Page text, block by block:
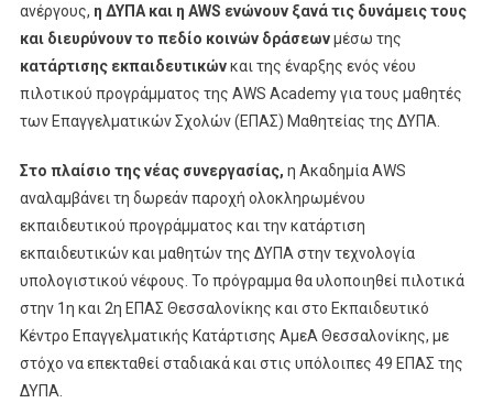
ανέργους, η ΔΥΠΑ και η AWS ενώνουν ξανά τις δυνάμεις τους
και διευρύνουν το πεδίο κοινών δράσεωνμέσω της
κατάρτισης εκπαιδευτικώνκαι της έναρξης ενός νέου
πιλοτικού προγράμματος της AWS Academy για τους μαθητές
των Επαγγελματικών Σχολών (ΕΠΑΣ) Μαθητείας της ΔΥΠΑ.
Στο πλαίσιο της νέας συνεργασίας, η Ακαδημία AWS
αναλαμβάνει τη δωρεάν παροχή ολοκληρωμένου
εκπαιδευτικού προγράμματος και την κατάρτιση
εκπαιδευτικών και μαθητών της ΔΥΠΑ στην τεχνολογία
υπολογιστικού νέφους. Το πρόγραμμα θα υλοποιηθεί πιλοτικά
στην 1η και 2η ΕΠΑΣ Θεσσαλονίκης και στο Εκπαιδευτικό
Κέντρο Επαγγελματικής Κατάρτισης ΑμεΑ Θεσσαλονίκης, με
στόχο να επεκταθεί σταδιακά και στις υπόλοιπες 49 ΕΠΑΣ της
ΔΥΠΑ.